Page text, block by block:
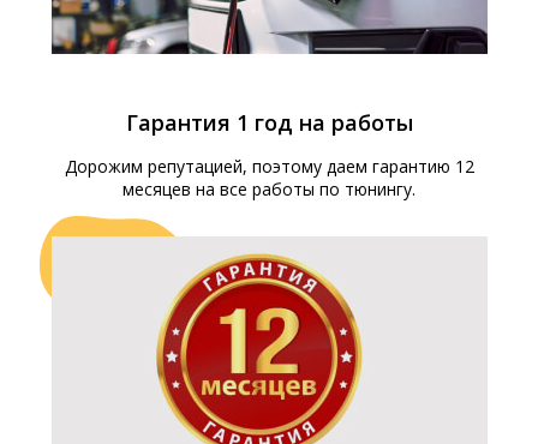
Гарантия 1 год на работы
Дорожим репутацией, поэтому даем гарантию 12
месяцев на все работы по тюнингу.